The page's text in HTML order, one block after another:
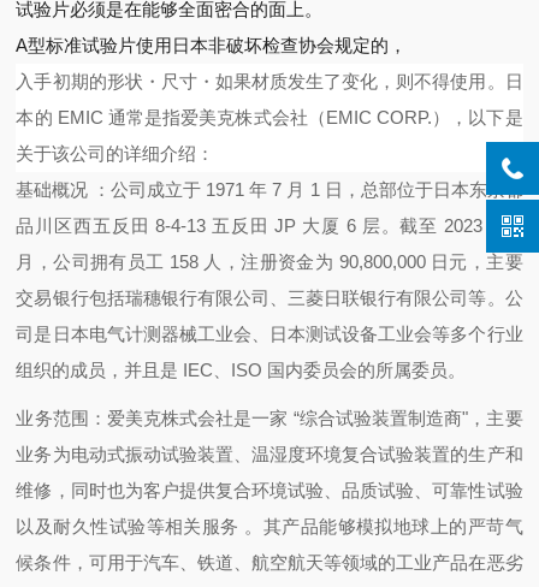
试验片必须是在能够全面密合的面上。
A型标准试验片使用日本非破坏检查协会规定的，
入手初期的形状・尺寸・如果材质发生了变化，则不得使用。
日
本的 EMIC 通常是指爱美克株式会社（EMIC CORP.），以下是
关于该公司的详细介绍：
基础概况 ：公司成立于 1971 年 7 月 1 日，总部位于日本东京都
品川区西五反田 8-4-13 五反田 JP 大厦 6 层。截至 2023 年 6
月，公司拥有员工 158 人，注册资金为 90,800,000 日元，主要
交易银行包括瑞穗银行有限公司、三菱日联银行有限公司等。公
司是日本电气计测器械工业会、日本测试设备工业会等多个行业
组织的成员，并且是 IEC、ISO 国内委员会的所属委员。
业务范围：爱美克株式会社是一家 “综合试验装置制造商"，主要
业务为电动式振动试验装置、温湿度环境复合试验装置的生产和
维修，同时也为客户提供复合环境试验、品质试验、可靠性试验
以及耐久性试验等相关服务 。其产品能够模拟地球上的严苛气
候条件，可用于汽车、铁道、航空航天等领域的工业产品在恶劣